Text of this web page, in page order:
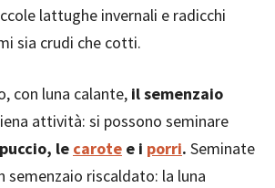
lattughe invernali e radicchi
sia crudi che cotti.
con luna calante, il semenzaio
attività: si possono seminare
le carote e i porri. Seminate
semenzaio riscaldato: la luna